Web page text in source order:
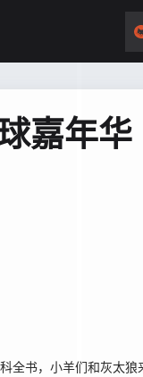
嘉年华
书，小羊们和灰太狼